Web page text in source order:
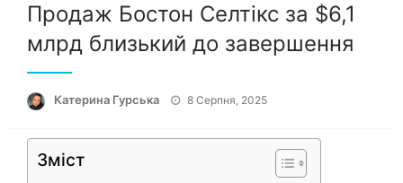
Продаж Бостон Селтікс за $6,1
млрд близький до завершення
Катерина Гурська Опубліковано
8 Серпня, 2025
Зміст